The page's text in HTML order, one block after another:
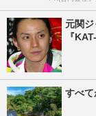
元関
『
すべ